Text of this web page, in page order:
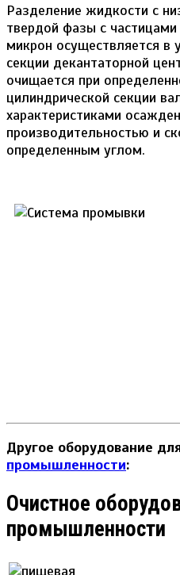
Разделение жидкости с
твердой фазы с
микрон осуществляется в
секции декантаторной
очищается при
цилиндрической секции
характеристиками
производительностью и
определенным углом.
Другое оборудование
промышленности:
Очистное
промышленности